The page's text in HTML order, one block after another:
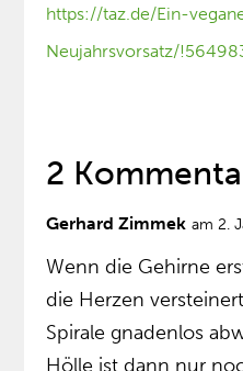
https://taz.de/Ein-
Neujahrsvorsatz/
2
Gerhard Zimmek am 2.
Wenn die Gehirne
die Herzen
Spirale gnadenlos
Hölle ist dann nur